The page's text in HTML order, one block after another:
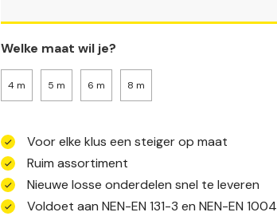
Welke maat wil je?
4 m 5 m 6 m 8 m
Voor elke klus een steiger op maat
Ruim assortiment
Nieuwe losse onderdelen snel te leveren
Voldoet aan NEN-EN 131-3 en NEN-EN 1004